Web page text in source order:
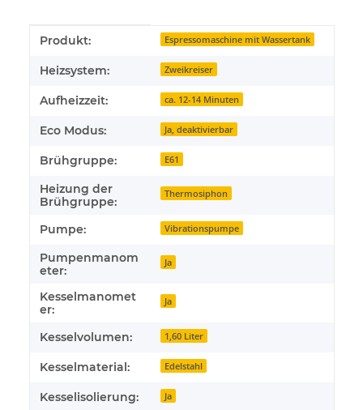
Produkteigenschaft
Wert
Produkt: Espressomaschine mit Wassertank
Heizsystem: Zweikreiser
Aufheizzeit: ca. 12-14 Minuten
Eco Modus: Ja, deaktivierbar
Brühgruppe: E61
Heizung der
Brühgruppe:
Thermosiphon
Pumpe: Vibrationspumpe
Pumpenmanom
eter:
Ja
Kesselmanomet
er:
Ja
Kesselvolumen: 1,60 Liter
Kesselmaterial: Edelstahl
Kesselisolierung: Ja